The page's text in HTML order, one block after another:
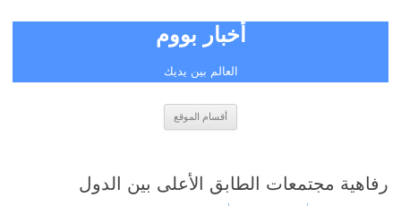
أخبار بووم
العالم بين يديك
أقسام الموقع
رفاهية مجتمعات الطابق الأعلى بين الدول